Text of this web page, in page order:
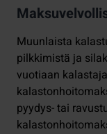
Muunlaista
pilkkimistä ja
vuotiaan
pyydys- tai